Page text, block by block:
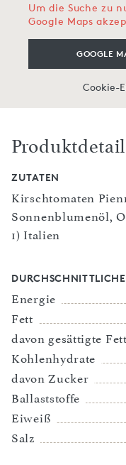
Um die Suche zu
Google Maps
GOOGLE
Cookie-
ZUTATEN
Kirschtomaten
Sonnenblumenöl,
1) Italien
Energie
Fett
davon gesättigte
Kohlenhydrate
davon Zucker
Ballaststoffe
Eiweiß
Salz